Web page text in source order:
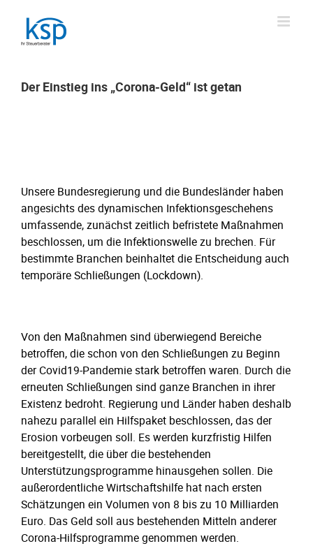
content
Der Einstieg ins „Corona-Geld“ ist getan
Unsere Bundesregierung und die Bundesländer haben
angesichts des dynamischen Infektionsgeschehens
umfassende, zunächst zeitlich befristete Maßnahmen
beschlossen, um die Infektionswelle zu brechen. Für
bestimmte Branchen beinhaltet die Entscheidung auch
temporäre Schließungen (Lockdown).
Von den Maßnahmen sind überwiegend Bereiche
betroffen, die schon von den Schließungen zu Beginn
der Covid19-Pandemie stark betroffen waren. Durch die
erneuten Schließungen sind ganze Branchen in ihrer
Existenz bedroht. Regierung und Länder haben deshalb
nahezu parallel ein Hilfspaket beschlossen, das der
Erosion vorbeugen soll. Es werden kurzfristig Hilfen
bereitgestellt, die über die bestehenden
Unterstützungsprogramme hinausgehen sollen. Die
außerordentliche Wirtschaftshilfe hat nach ersten
Schätzungen ein Volumen von 8 bis zu 10 Milliarden
Euro. Das Geld soll aus bestehenden Mitteln anderer
Corona-Hilfsprogramme genommen werden.